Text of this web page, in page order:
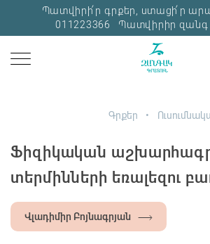
Պատվիրի՛ր գրքեր, ստացի՛ր
011223366
Պատվիրիր զանգ
Գրքեր
Ֆիզիկական
տերմինների եռալեզու
Վլադիմիր Բոյնագրյան